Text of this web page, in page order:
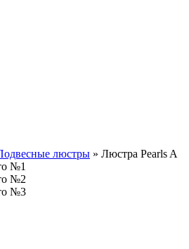
люстры » Люстра Pearls A